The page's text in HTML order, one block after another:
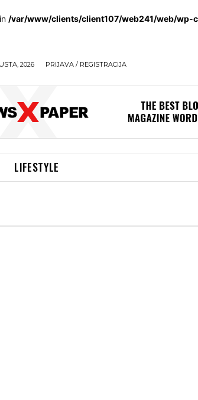
/var/www/clients/client107/web241/web/
2026 PRIJAVA / REGISTRACIJA
LIFESTYLE